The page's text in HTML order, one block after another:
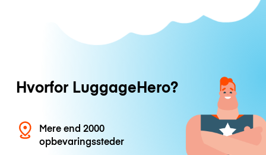
Hvorfor LuggageHero?
Mere end 2000
opbevaringssteder